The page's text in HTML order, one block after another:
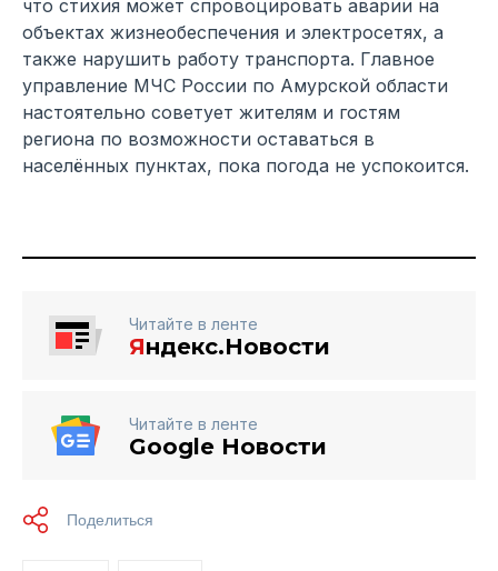
что стихия может спровоцировать аварии на
объектах жизнеобеспечения и электросетях, а
также нарушить работу транспорта. Главное
управление МЧС России по Амурской области
настоятельно советует жителям и гостям
региона по возможности оставаться в
населённых пунктах, пока погода не успокоится.
Читайте в ленте
Яндекс.Новости
Читайте в ленте
Google Новости